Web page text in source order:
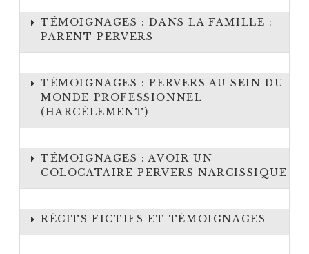
TÉMOIGNAGES : DANS LA FAMILLE :
PARENT PERVERS
TÉMOIGNAGES : PERVERS AU SEIN DU
MONDE PROFESSIONNEL
(HARCÈLEMENT)
TÉMOIGNAGES : AVOIR UN
COLOCATAIRE PERVERS NARCISSIQUE
RÉCITS FICTIFS ET TÉMOIGNAGES